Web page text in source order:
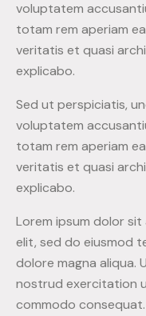
voluptatem
totam rem aperiam
veritatis et quasi
explicabo.
Sed ut perspiciatis,
voluptatem
totam rem aperiam
veritatis et quasi
explicabo.
Lorem ipsum dolor
elit, sed do eiusmod
dolore magna aliqua.
nostrud exercitation
commodo